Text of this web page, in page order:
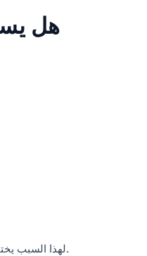
هل
لهذا السبب يختار الكثير من المسافرين تجربة مميزة.